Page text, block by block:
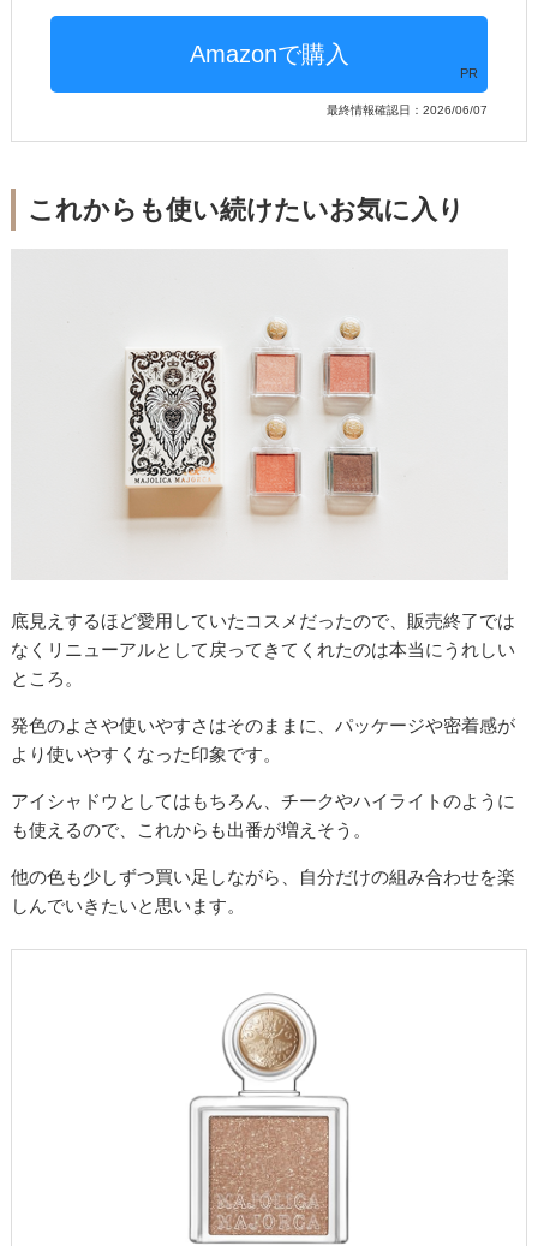
PR
最終情報確認日：2026/06/07
これからも使い続けたいお気に入り
底見えするほど愛用していたコスメだったので、販売終了では
なくリニューアルとして戻ってきてくれたのは本当にうれしい
ところ。
発色のよさや使いやすさはそのままに、パッケージや密着感が
より使いやすくなった印象です。
アイシャドウとしてはもちろん、チークやハイライトのように
も使えるので、これからも出番が増えそう。
他の色も少しずつ買い足しながら、自分だけの組み合わせを楽
しんでいきたいと思います。